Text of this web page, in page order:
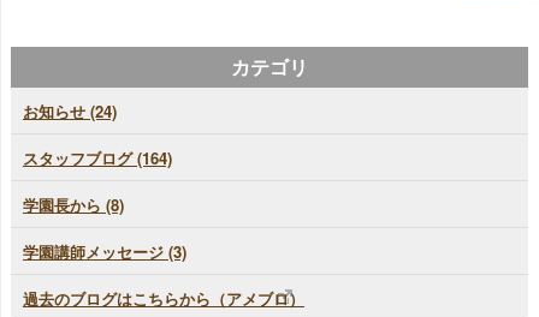
カテゴリ
お知らせ (24)
スタッフブログ (164)
学園長から (8)
学園講師メッセージ (3)
過去のブログはこちらから（アメブロ）